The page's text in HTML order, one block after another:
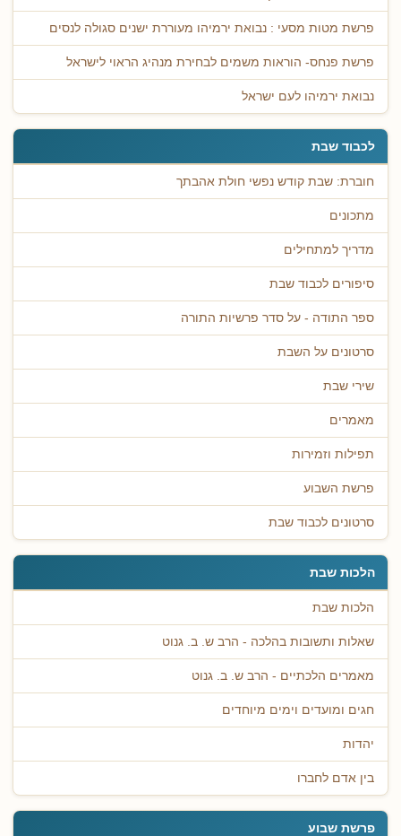
פרשת מטות מסעי : נבואת ירמיהו מעוררת ישנים סגולה לנסים
פרשת פנחס- הוראות משמים לבחירת מנהיג הראוי לישראל
נבואת ירמיהו לעם ישראל
לכבוד שבת
חוברת: שבת קודש נפשי חולת אהבתך
מתכונים
מדריך למתחילים
סיפורים לכבוד שבת
ספר התודה - על סדר פרשיות התורה
סרטונים על השבת
שירי שבת
מאמרים
תפילות וזמירות
פרשת השבוע
סרטונים לכבוד שבת
הלכות שבת
הלכות שבת
שאלות ותשובות בהלכה - הרב ש. ב. גנוט
מאמרים הלכתיים - הרב ש. ב. גנוט
חגים ומועדים וימים מיוחדים
יהדות
בין אדם לחברו
פרשת שבוע